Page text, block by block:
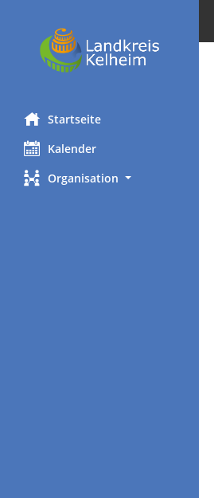
Startseite
Kalender
Organisation